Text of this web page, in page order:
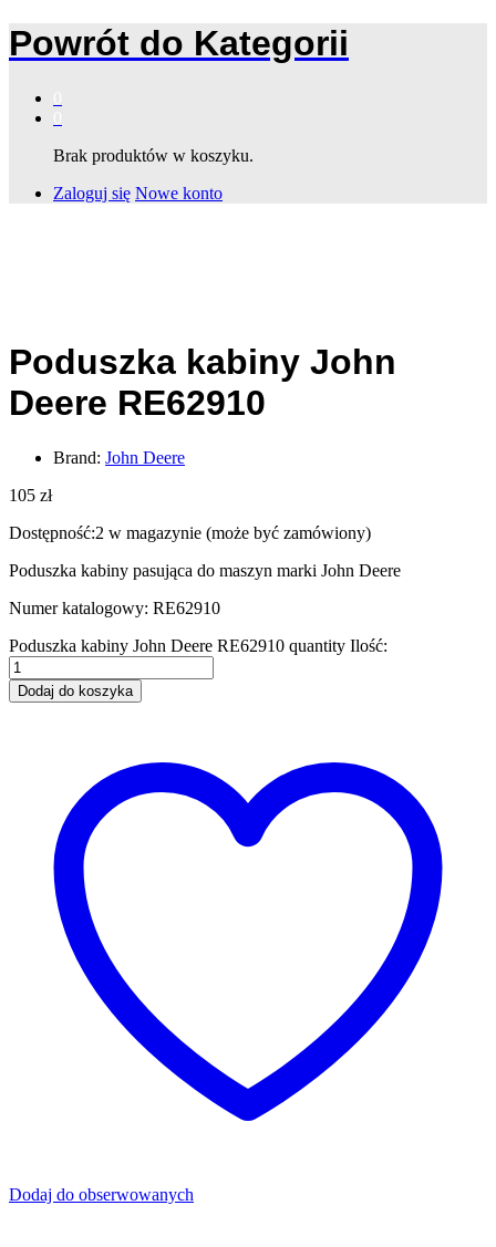
Powrót do Kategorii
Brak produktów w koszyku.
Zaloguj się Nowe konto
Poduszka kabiny John
Deere RE62910
Brand: John Deere
105 zł
Dostępność:2 w magazynie (może być zamówiony)
Poduszka kabiny pasująca do maszyn marki John Deere
Numer katalogowy: RE62910
Poduszka kabiny John Deere RE62910 quantity Ilość:
Dodaj do koszyka
Dodaj do obserwowanych